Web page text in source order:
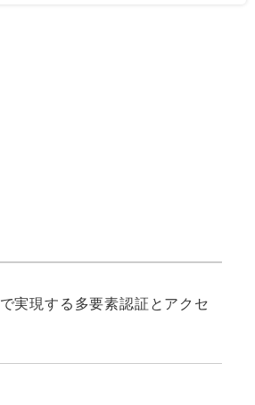
実現する多要素認証とアクセ